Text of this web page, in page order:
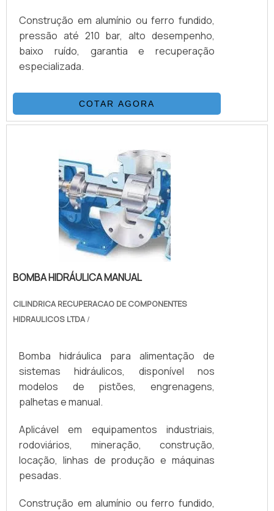
Construção em alumínio ou ferro fundido,
pressão até 210 bar, alto desempenho,
baixo ruído, garantia e recuperação
especializada.
COTAR AGORA
BOMBA HIDRÁULICA MANUAL
CILINDRICA RECUPERACAO DE COMPONENTES
HIDRAULICOS LTDA/
Bomba hidráulica para alimentação de
sistemas hidráulicos, disponível nos
modelos de pistões, engrenagens,
palhetas e manual.
Aplicável em equipamentos industriais,
rodoviários, mineração, construção,
locação, linhas de produção e máquinas
pesadas.
Construção em alumínio ou ferro fundido,